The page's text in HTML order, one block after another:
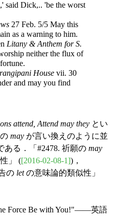
said Dick,.. 'be the worst
27 Feb. 5/5 May this
as a warning to him.
Litany & Anthem for S.
neither the flux of
House vii. 30
and may you find
attend, Attend may they とい
may が言い換えのように並
る．「#2478. 祈願の may
」 ([2016-02-08-1])，
の letの意味論的類似性」
Force Be with You!"――英語